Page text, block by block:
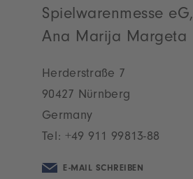
Spielwarenmesse eG,
Ana Marija Margeta
Herderstraße 7
90427 Nürnberg
Germany
Tel: +49 911 99813-88
E-MAIL SCHREIBEN